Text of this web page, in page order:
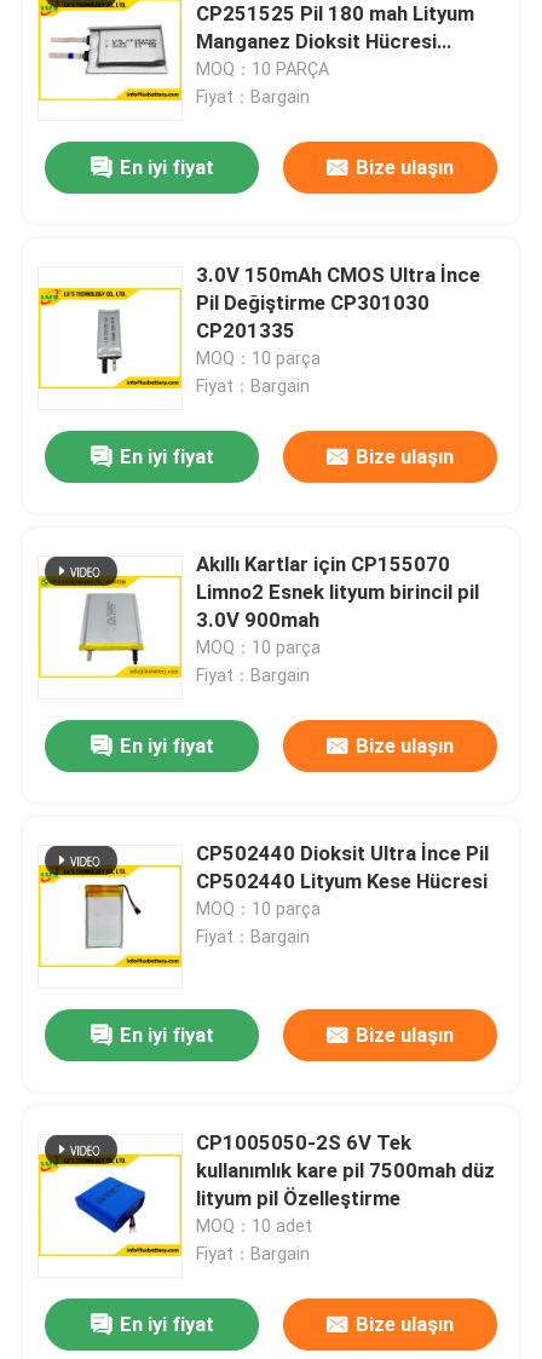
Ürün:% s
Hakkımızda
Fabrika turu
Bizimle iletişime geçin
Haberler
Vakalar
Lityum Manganez Dioksit Pil
Ultra İnce Pil
Lityum Düğme Hücresi
CP251525 Pil 180 mah Lityum
Manganez Dioksit Hücresi
251525
MOQ：10 PARÇA
Fiyat：Bargain
En iyi fiyat Bize ulaşın
3.0V 150mAh CMOS Ultra İnce
Pil Değiştirme CP301030
CP201335
MOQ：10 parça
Fiyat：Bargain
En iyi fiyat Bize ulaşın
Akıllı Kartlar için CP155070
Limno2 Esnek lityum birincil pil
3.0V 900mah
MOQ：10 parça
Fiyat：Bargain
En iyi fiyat Bize ulaşın
CP502440 Dioksit Ultra İnce Pil
CP502440 Lityum Kese Hücresi
MOQ：10 parça
Fiyat：Bargain
En iyi fiyat Bize ulaşın
CP1005050-2S 6V Tek
kullanımlık kare pil 7500mah düz
lityum pil Özelleştirme
MOQ：10 adet
Fiyat：Bargain
En iyi fiyat Bize ulaşın